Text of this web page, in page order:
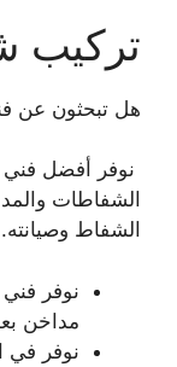
تركيب
هل تبحثون عن
نوفر أفضل فني
الشفاطات
الشفاط
نوفر
مداخن
نوفر في